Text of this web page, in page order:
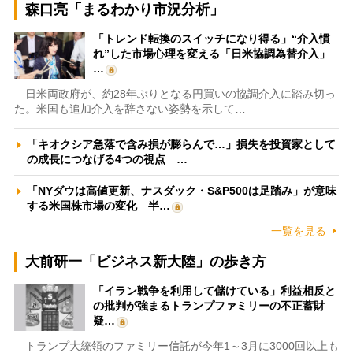
森口亮「まるわかり市況分析」
「トレンド転換のスイッチになり得る」“介入慣
れ”した市場心理を変える「日米協調為替介入」
…
日米両政府が、約28年ぶりとなる円買いの協調介入に踏み切っ
た。米国も追加介入を辞さない姿勢を示して…
「キオクシア急落で含み損が膨らんで…」損失を投資家として
の成長につなげる4つの視点 …
「NYダウは高値更新、ナスダック・S&P500は足踏み」が意味
する米国株市場の変化 半…
一覧を見る
大前研一「ビジネス新大陸」の歩き方
「イラン戦争を利用して儲けている」利益相反と
の批判が強まるトランプファミリーの不正蓄財
疑…
トランプ大統領のファミリー信託が今年1～3月に3000回以上も